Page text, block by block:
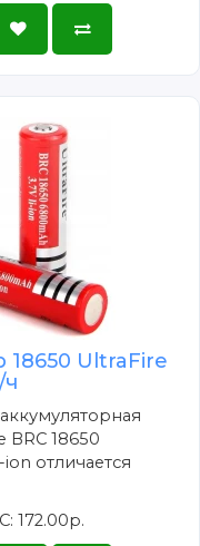
18650 UltraFire
BRC 18650
отличается
172.00р.